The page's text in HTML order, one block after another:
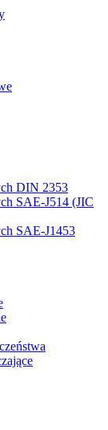
DIN 2353
SAE-J514 (JIC
SAE-J1453